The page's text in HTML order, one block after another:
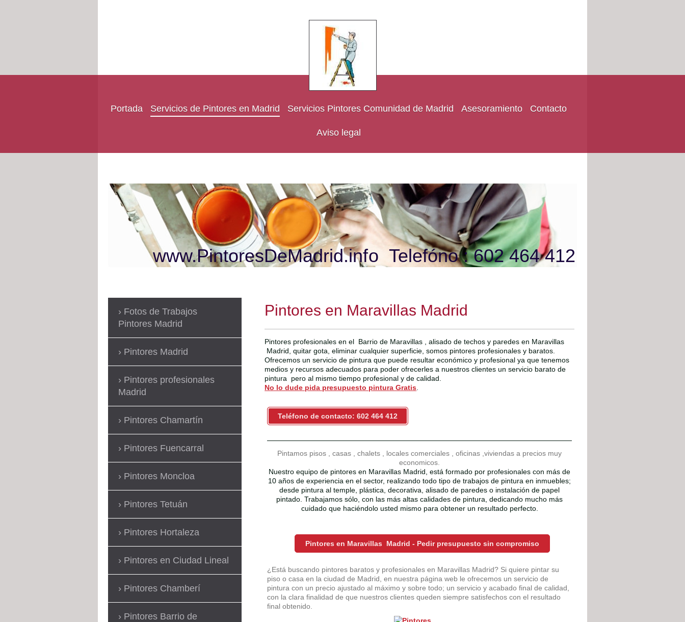
Portada Servicios de Pintores en Madrid Servicios Pintores Comunidad de Madrid Asesoramiento Contacto
Aviso legal
www.PintoresDeMadrid.info Telefóno : 602 464 412
Pintores en Maravillas Madrid
Pintores profesionales en el Barrio de Maravillas , alisado de techos y paredes en Maravillas
Madrid, quitar gota, eliminar cualquier superficie, somos pintores profesionales y baratos.
Ofrecemos un servicio de pintura que puede resultar económico y profesional ya que tenemos
medios y recursos adecuados para poder ofrecerles a nuestros clientes un servicio barato de
pintura pero al mismo tiempo profesional y de calidad.
No lo dude pida presupuesto pintura Gratis
Teléfono de contacto: 602 464 412
Pintamos pisos , casas , chalets , locales comerciales , oficinas ,viviendas a precios muy
economicos.
Nuestro equipo de pintores en Maravillas Madrid, está formado por profesionales con más de
10 años de experiencia en el sector, realizando todo tipo de trabajos de pintura en inmuebles;
desde pintura al temple, plástica, decorativa, alisado de paredes o instalación de papel
pintado. Trabajamos sólo, con las más altas calidades de pintura, dedicando mucho más
cuidado que haciéndolo usted mismo para obtener un resultado perfecto.
Pintores en Maravillas Madrid - Pedir presupuesto sin compromiso
¿Está buscando pintores baratos y profesionales en Maravillas Madrid? Si quiere pintar su
piso o casa en la ciudad de Madrid, en nuestra página web le ofrecemos un servicio de
pintura con un precio ajustado al máximo y sobre todo; un servicio y acabado final de calidad,
con la clara finalidad de que nuestros clientes queden siempre satisfechos con el resultado
final obtenido.
Fotos de Trabajos
Pintores Madrid
Pintores Madrid
Pintores profesionales
Madrid
Pintores Chamartín
Pintores Fuencarral
Pintores Moncloa
Pintores Tetuán
Pintores Hortaleza
Pintores en Ciudad Lineal
Pintores Chamberí
Pintores Barrio de